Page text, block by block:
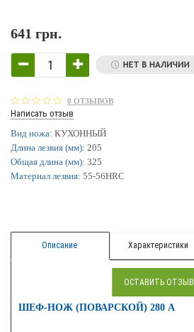
641 грн.
0 ОТЗЫВОВ
Написать отзыв
Вид ножа: КУХОННЫЙ
Длина лезвия (мм): 205
Общая длина (мм): 325
Материал лезвия: 55-56HRC
ОСТАВИТЬ ОТЗЫВ
Описание Характеристики
ШЕФ-НОЖ (ПОВАРСКОЙ) 280 A